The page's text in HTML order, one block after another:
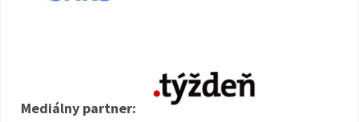
Mediálny partner: